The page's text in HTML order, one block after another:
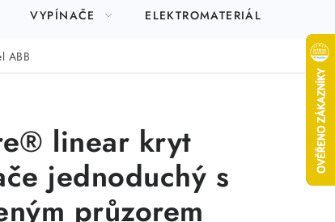
VYPÍNAČE ELEKTROMATERIÁL
ABB
linear kryt
jednoduchý s
průzorem